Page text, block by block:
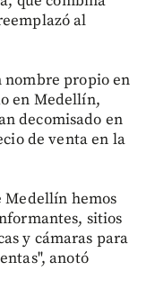
al
propio en
en Medellín,
decomisado en
de venta en la
Medellín hemos
sitios
y cámaras para
anotó